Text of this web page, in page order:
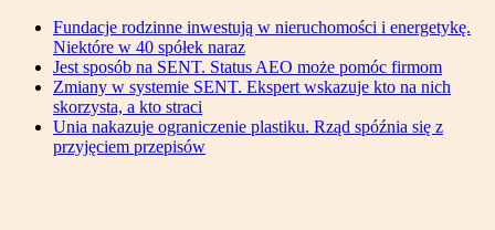
Fundacje rodzinne inwestują w nieruchomości i energetykę.
Niektóre w 40 spółek naraz
Jest sposób na SENT. Status AEO może pomóc firmom
Zmiany w systemie SENT. Ekspert wskazuje kto na nich
skorzysta, a kto straci
Unia nakazuje ograniczenie plastiku. Rząd spóźnia się z
przyjęciem przepisów